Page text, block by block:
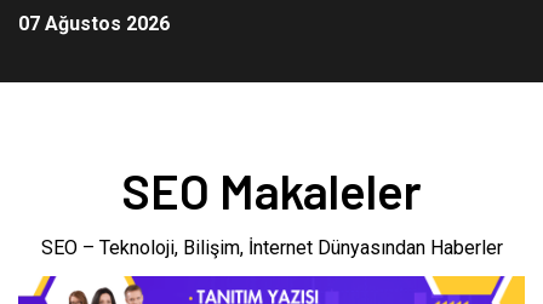
07 Ağustos 2026
SEO Makaleler
SEO – Teknoloji, Bilişim, İnternet Dünyasından Haberler